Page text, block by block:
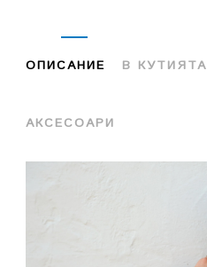
ОПИСАНИЕ В КУТИЯТА
АКСЕСОАРИ